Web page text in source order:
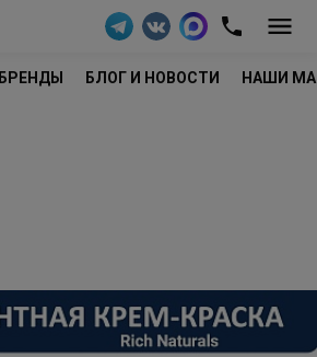
БРЕНДЫ БЛОГ И НОВОСТИ НАШИ